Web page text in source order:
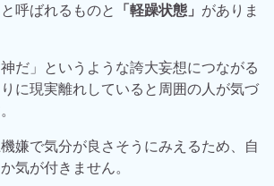
呼ばれるものと 「軽躁状態」 がありま
だ」というような誇大妄想につながる
に現実離れしていると周囲の人が気づ
嫌で気分が良さそうにみえるため、自
気が付きません。